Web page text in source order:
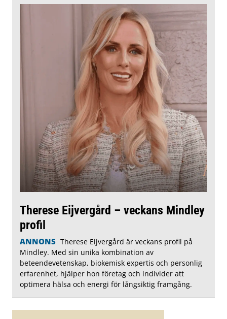
Therese Eijvergård – veckans Mindley
profil
ANNONS Therese Eijvergård är veckans profil på
Mindley. Med sin unika kombination av
beteendevetenskap, biokemisk expertis och personlig
erfarenhet, hjälper hon företag och individer att
optimera hälsa och energi för långsiktig framgång.